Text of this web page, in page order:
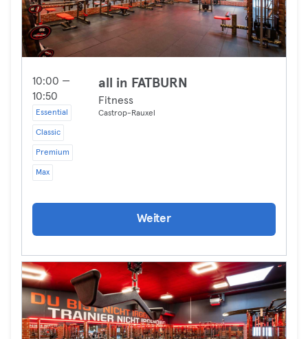
10:00 —
10:50
Essential
Classic
Premium
Max
all in FATBURN
Fitness
Castrop-Rauxel
Weiter